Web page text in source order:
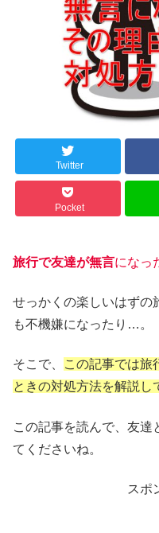
Twitter
Pocket
旅行で友達が無言になっ
せっかくの楽しいはずの
も不機嫌になったり…。
そこで、
この記事では旅
ときの対処方法を解説し
この記事を読んで、友達
てくださいね。
スポ